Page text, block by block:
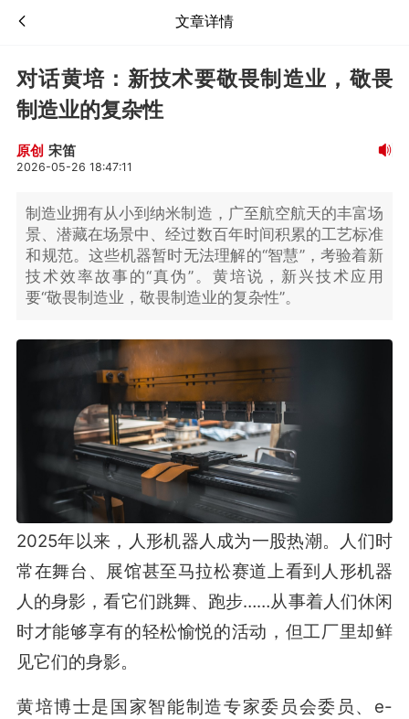
文章详情
对话黄培：新技术要敬畏制造业，敬畏
制造业的复杂性
原创 宋笛
2026-05-26 18:47:11
制造业拥有从小到纳米制造，广至航空航天的丰富场
景、潜藏在场景中、经过数百年时间积累的工艺标准
和规范。这些机器暂时无法理解的“智慧”，考验着新
技术效率故事的“真伪”。黄培说，新兴技术应用
要“敬畏制造业，敬畏制造业的复杂性”。
2025年以来，人形机器人成为一股热潮。人们时
常在舞台、展馆甚至马拉松赛道上看到人形机器
人的身影，看它们跳舞、跑步……从事着人们休闲
时才能够享有的轻松愉悦的活动，但工厂里却鲜
见它们的身影。
黄培博士是国家智能制造专家委员会委员、e-